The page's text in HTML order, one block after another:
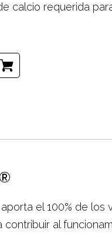
calcio requerida
el 100% de
contribuir al